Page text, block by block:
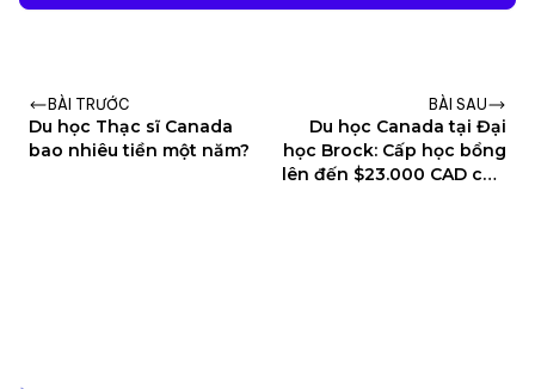
BÀI TRƯỚC
Du học Thạc sĩ Canada
bao nhiêu tiền một năm?
BÀI SAU
Du học Canada tại Đại
học Brock: Cấp học bổng
lên đến $23.000 CAD cho